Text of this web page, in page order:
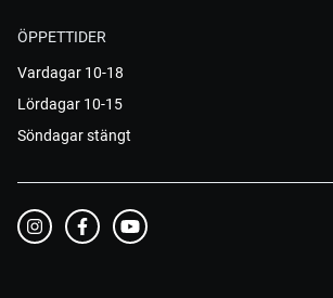
ÖPPETTIDER
Vardagar 10-18
Lördagar 10-15
Söndagar stängt